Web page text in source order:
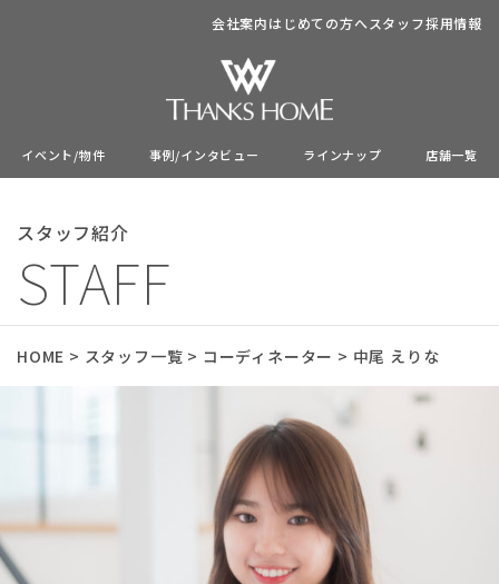
イベント/物件 事例/インタビュー ラインナップ 店舗一覧
会社案内はじめての方へスタッフ採用情報
スタッフ紹介
STAFF
HOME > スタッフ一覧 > コーディネーター > 中尾 えりな